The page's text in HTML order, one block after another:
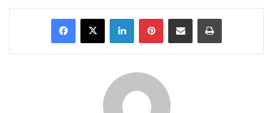
Facebook
X LinkedInPinterestShare via Email Print